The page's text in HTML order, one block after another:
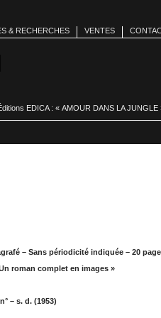
& RECHERCHES VENTES
EDICA : « AMOUR DANS LA JUNGLE
– Sans périodicité indiquée – 20
roman complet en images »
– s. d. (1953)